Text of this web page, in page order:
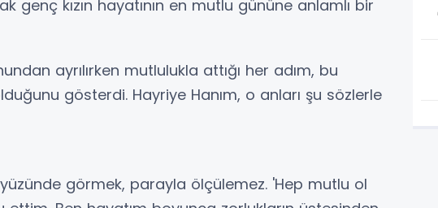
genç kızın hayatının en mutlu gününe anlamlı bir
ayrılırken mutlulukla attığı her adım, bu
gösterdi. Hayriye Hanım, o anları şu sözlerle
görmek, parayla ölçülemez. 'Hep mutlu ol